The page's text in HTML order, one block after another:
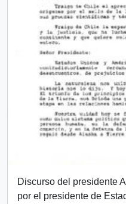
Discurso del presidente
por el presidente de